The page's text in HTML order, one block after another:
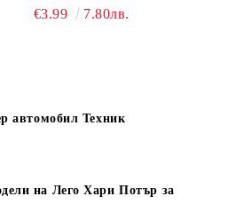
СПАЙДИ-ВСЕЛЕНАТА 71050
€3.99 7.80лв.
автомобил Техник
на Лего Хари Потър за